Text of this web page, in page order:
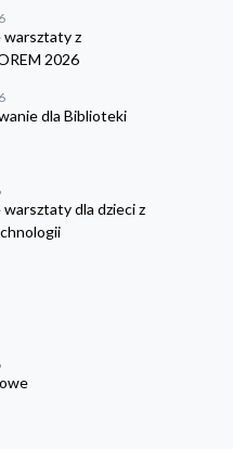
warsztaty z
2026
dla Biblioteki
warsztaty dla dzieci z